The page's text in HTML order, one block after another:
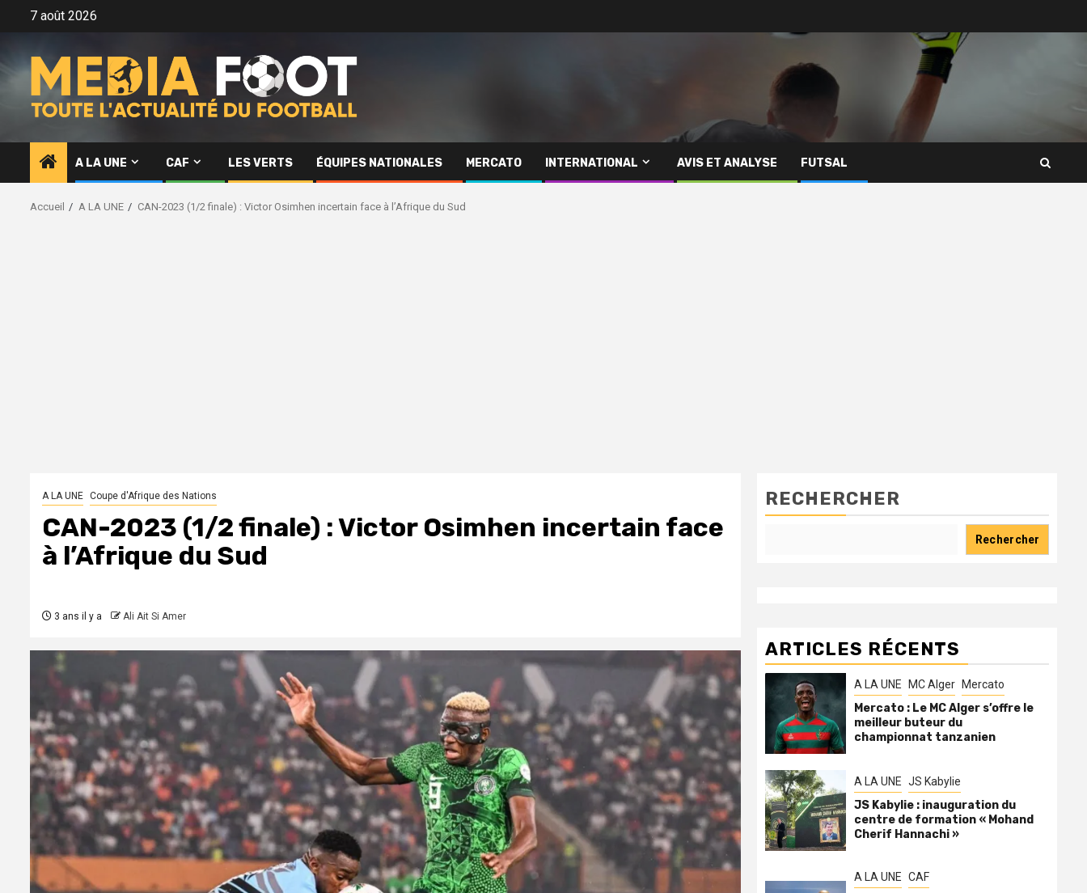
7 août 2026
A LA UNE CAF LES VERTS ÉQUIPES NATIONALES MERCATO INTERNATIONAL AVIS ET ANALYSE FUTSAL
Accueil A LA UNE CAN-2023 (1/2 finale) : Victor Osimhen incertain face à l’Afrique du Sud
A LA UNE Coupe d'Afrique des Nations
CAN-2023 (1/2 finale) : Victor Osimhen incertain face
à l’Afrique du Sud
3 ans il y a Ali Ait Si Amer
RECHERCHER
Rechercher
ARTICLES RÉCENTS
A LA UNE MC Alger Mercato
Mercato : Le MC Alger s’offre le
meilleur buteur du
championnat tanzanien
A LA UNE JS Kabylie
JS Kabylie : inauguration du
centre de formation « Mohand
Cherif Hannachi »
A LA UNE CAF